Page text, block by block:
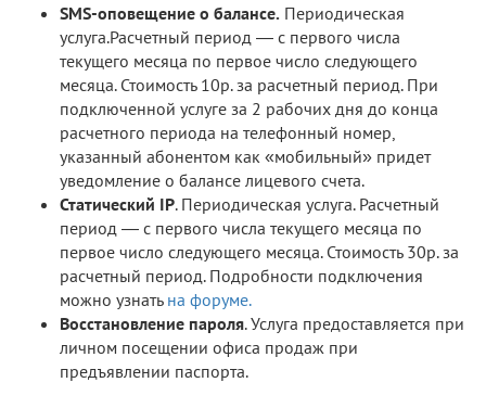
SMS-оповещение о балансе. Периодическая
услуга.Расчетный период — с первого числа
текущего месяца по первое число следующего
месяца. Стоимость 10р. за расчетный период. При
подключенной услуге за 2 рабочих дня до конца
расчетного периода на телефонный номер,
указанный абонентом как «мобильный» придет
уведомление о балансе лицевого счета.
Статический IP. Периодическая услуга. Расчетный
период — с первого числа текущего месяца по
первое число следующего месяца. Стоимость 30р. за
расчетный период. Подробности подключения
можно узнать на форуме.
Восстановление пароля. Услуга предоставляется при
личном посещении офиса продаж при
предъявлении паспорта.